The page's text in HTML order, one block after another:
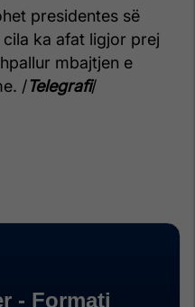
presidentes së
ka afat ligjor prej
mbajtjen e
/Telegrafi/